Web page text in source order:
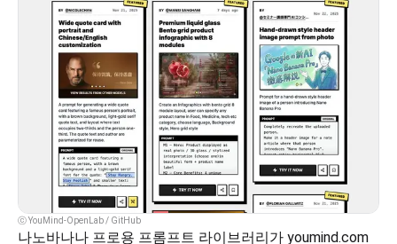
ⓒ YouMind-OpenLab / GitHub
나노바나나 프로용 프롬프트 라이브러리가 youmind.com